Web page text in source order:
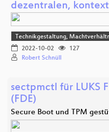
dezentralen,
Technikgestaltung,
2022-10-02
127
Robert Schnüll
sectpmctl für LUKS
(FDE)
Secure Boot und TPM